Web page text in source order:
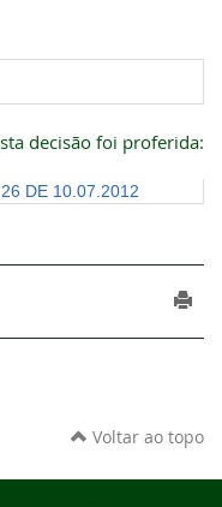
decisão foi proferida:
DE 10.07.2012
Voltar ao topo